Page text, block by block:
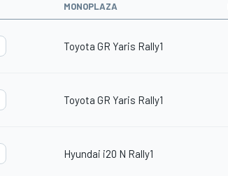
MONOPLAZA
Toyota GR Yaris Rally1
Toyota GR Yaris Rally1
Hyundai i20 N Rally1